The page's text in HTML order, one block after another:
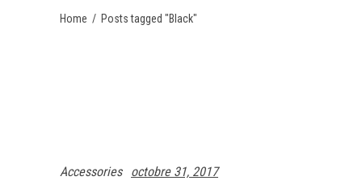
Home / Posts tagged "Black"
Accessories octobre 31, 2017